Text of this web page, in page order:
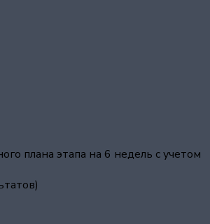
плана этапа на 6 недель с учетом